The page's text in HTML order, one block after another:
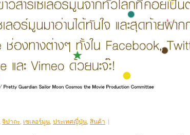
, จิปาถะ, เซเลอร์มูน, ประเทศญี่ปุ่น, สินค้า